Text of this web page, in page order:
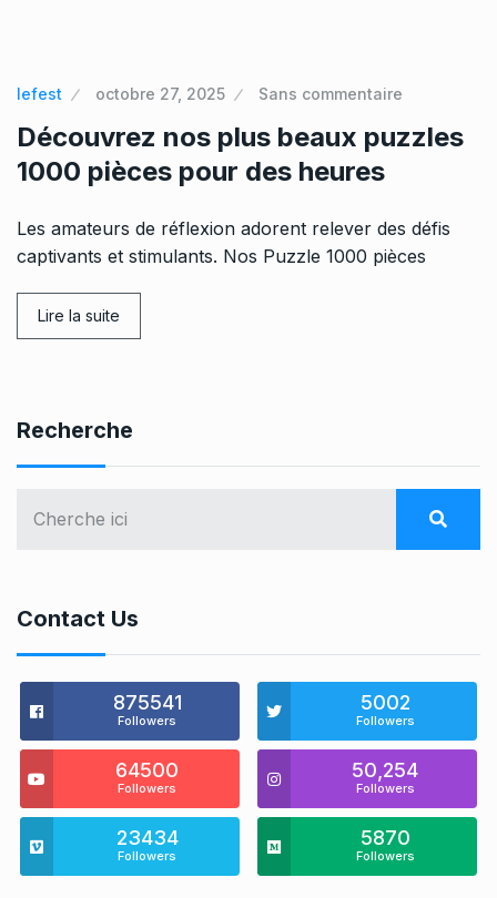
lefest octobre 27, 2025 Sans commentaire
Découvrez nos plus beaux puzzles
1000 pièces pour des heures
Les amateurs de réflexion adorent relever des défis
captivants et stimulants. Nos Puzzle 1000 pièces
Lire la suite
Recherche
Contact Us
875541
Followers
5002
Followers
64500
Followers
50,254
Followers
23434
Followers
5870
Followers